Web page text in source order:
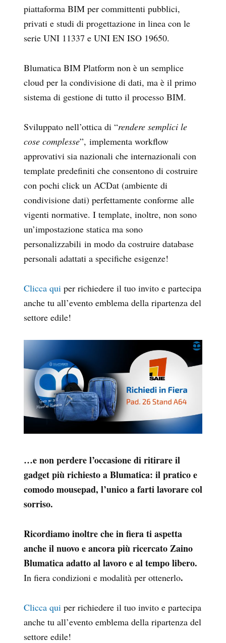
piattaforma BIM per committenti pubblici,
privati e studi di progettazione in linea con le
serie UNI 11337 e UNI EN ISO 19650.
Blumatica BIM Platform non è un semplice
cloud per la condivisione di dati, ma è il primo
sistema di gestione di tutto il processo BIM.
Sviluppato nell’ottica di “rendere semplici le
cose complesse”, implementa workflow
approvativi sia nazionali che internazionali con
template predefiniti che consentono di costruire
con pochi click un ACDat (ambiente di
condivisione dati) perfettamente conforme alle
vigenti normative. I template, inoltre, non sono
un’impostazione statica ma sono
personalizzabili in modo da costruire database
personali adattati a specifiche esigenze!
Clicca qui per richiedere il tuo invito e partecipa
anche tu all’evento emblema della ripartenza del
settore edile!
…e non perdere l’occasione di ritirare il
gadget più richiesto a Blumatica: il pratico e
comodo mousepad, l’unico a farti lavorare col
sorriso.
Ricordiamo inoltre che in fiera ti aspetta
anche il nuovo e ancora più ricercato Zaino
Blumatica adatto al lavoro e al tempo libero.
In fiera condizioni e modalità per ottenerlo.
Clicca qui per richiedere il tuo invito e partecipa
anche tu all’evento emblema della ripartenza del
settore edile!